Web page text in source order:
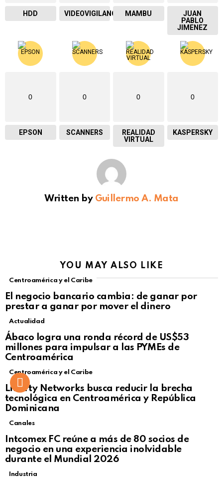
HDD VIDEOVIGILANCIA MAMBU
JUAN
PABLO
JIMENEZ
0
EPSON
0
SCANNERS
0
REALIDAD
VIRTUAL
0
KASPERSKY
Written by Guillermo A. Mata
YOU MAY ALSO LIKE
Centroamérica y el Caribe
El negocio bancario cambia: de ganar por
prestar a ganar por mover el dinero
Not Safe For Work
Click to view this post
Actualidad
Ábaco logra una ronda récord de US$53
millones para impulsar a las PYMEs de
Centroamérica
Centroamérica y el Caribe
Liberty Networks busca reducir la brecha
tecnológica en Centroamérica y República
Dominicana
Canales
Intcomex FC reúne a más de 80 socios de
negocio en una experiencia inolvidable
durante el Mundial 2026
Industria